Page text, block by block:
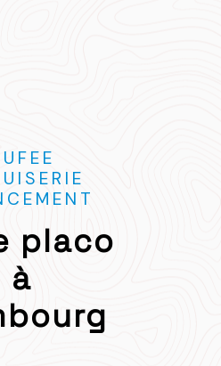
placo
à